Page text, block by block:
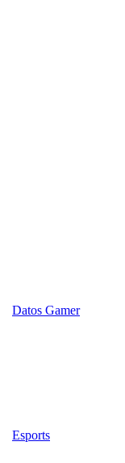
Datos Gamer
Esports